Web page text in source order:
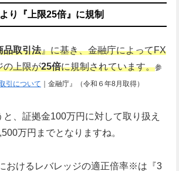
り『上限25倍』に規制
品取引法』に基き、金融庁によってFX
の上限が25倍に規制されています。参
引について ｜金融庁』（令和６年8月取得）
、証拠金100万円に対して取り扱え
万円までとなりますね。
おけるレバレッジの適正倍率※は『3